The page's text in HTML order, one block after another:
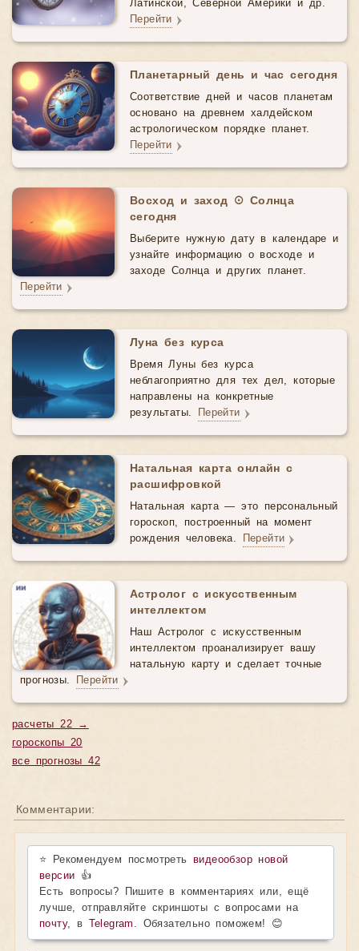
Латинской, Северной Америки и др.
Перейти
Планетарный день и час сегодня
Соответствие дней и часов планетам
основано на древнем халдейском
астрологическом порядке планет.
Перейти
Восход и заход ☉ Солнца
сегодня
Выберите нужную дату в календаре и
узнайте информацию о восходе и
заходе Солнца и других планет.
Перейти
Луна без курса
Время Луны без курса
неблагоприятно для тех дел, которые
направлены на конкретные
результаты. Перейти
Натальная карта онлайн с
расшифровкой
Натальная карта — это персональный
гороскоп, построенный на момент
рождения человека. Перейти
Астролог с искусственным
интеллектом
Наш Астролог с искусственным
интеллектом проанализирует вашу
натальную карту и сделает точные
прогнозы. Перейти
расчеты 22 →
гороскопы 20
все прогнозы 42
Комментарии:
⭐ Рекомендуем посмотретьвидеообзор новой
версии 👍
Есть вопросы? Пишите в комментариях или, ещё
лучше, отправляйте скриншоты с вопросами на
почту, в Telegram . Обязательно поможем! 😊